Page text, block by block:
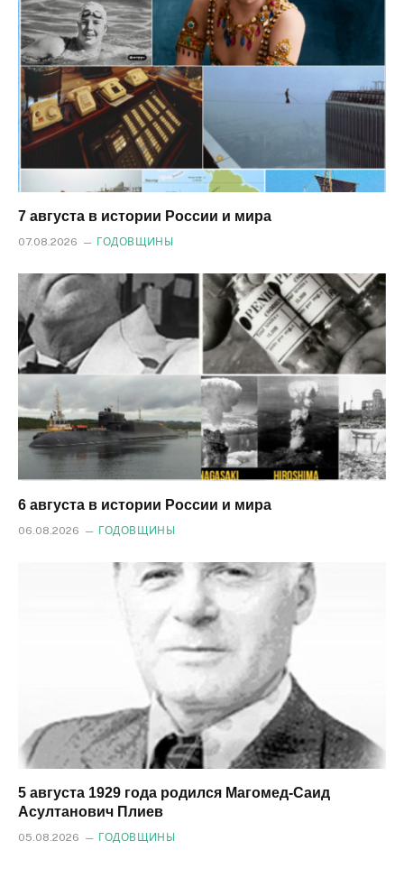
7 августа в истории России и мира
07.08.2026 ГОДОВЩИНЫ
6 августа в истории России и мира
06.08.2026 ГОДОВЩИНЫ
5 августа 1929 года родился Магомед‑Саид
Асултанович Плиев
05.08.2026 ГОДОВЩИНЫ